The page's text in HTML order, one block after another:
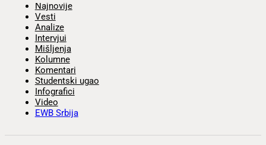
Najnovije
Vesti
Analize
Intervjui
Mišljenja
Kolumne
Komentari
Studentski ugao
Infografici
Video
EWB Srbija